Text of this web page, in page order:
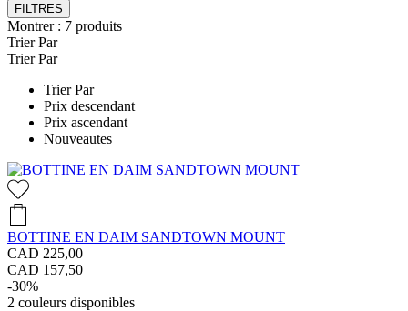
FILTRES
Montrer : 7 produits
Trier Par
Trier Par
Trier Par
Prix descendant
Prix ascendant
Nouveautes
BOTTINE EN DAIM SANDTOWN MOUNT
CAD 225,00
CAD 157,50
-30%
2 couleurs disponibles